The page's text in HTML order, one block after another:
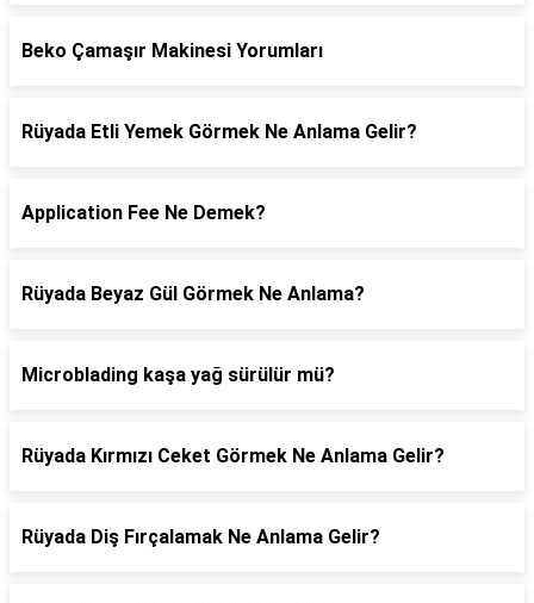
Beko Çamaşır Makinesi Yorumları
Rüyada Etli Yemek Görmek Ne Anlama Gelir?
Application Fee Ne Demek?
Rüyada Beyaz Gül Görmek Ne Anlama?
Microblading kaşa yağ sürülür mü?
Rüyada Kırmızı Ceket Görmek Ne Anlama Gelir?
Rüyada Diş Fırçalamak Ne Anlama Gelir?